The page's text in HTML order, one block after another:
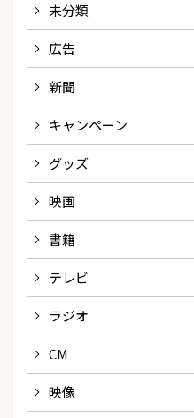
未分類
広告
新聞
キャンペーン
グッズ
映画
書籍
テレビ
ラジオ
CM
映像